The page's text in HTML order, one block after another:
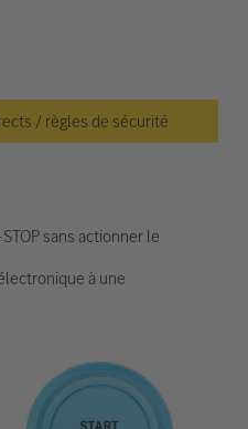
/ règles de sécurité
sans actionner le
à une